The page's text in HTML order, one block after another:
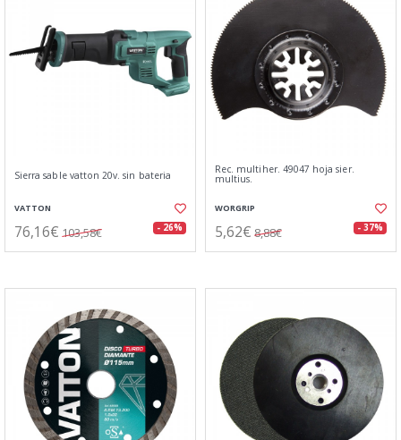
Sierra sable vatton 20v. sin bateria
VATTON
76,16€ 103,58€ - 26%
Rec. multiher. 49047 hoja sier.
multius.
WORGRIP
5,62€ 8,88€ - 37%